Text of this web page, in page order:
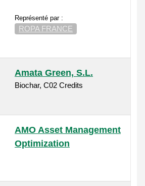
Représenté par :
ROPA FRANCE
Amata Green, S.L.
Biochar, C02 Credits
AMO Asset Management
Optimization